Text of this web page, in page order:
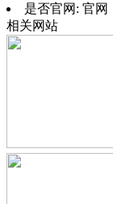
是否官网: 官网
相关网站